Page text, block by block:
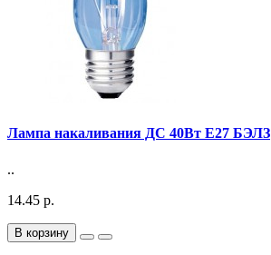
Лампа накаливания ДС 40Вт E27 БЭЛЗ
..
14.45 р.
В корзину